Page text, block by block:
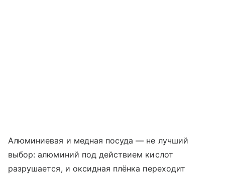
Алюминиевая и медная посуда — не лучший
выбор: алюминий под действием кислот
разрушается, и оксидная плёнка переходит